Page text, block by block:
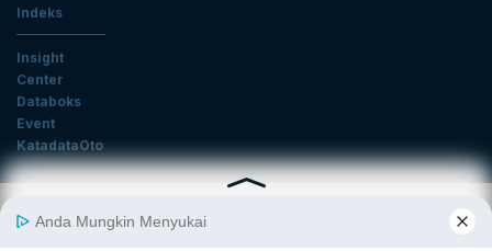
Indeks
Insight
Center
Databoks
Event
KatadataOto